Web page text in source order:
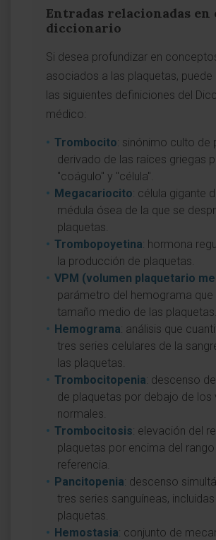
Entradas relacionadas en
diccionario
Si desea profundizar en
asociados a las plaquetas, puede
las siguientes definiciones del
médico:
Trombocito: sinónimo culto de
derivado de las raíces griegas
"coágulo" y "célula".
Megacariocito: célula gigante
médula ósea de la que se
plaquetas.
Trombopoyetina: hormona
la producción de plaquetas.
VPM (volumen plaquetario
parámetro del hemograma que
tamaño medio de las plaquetas.
Hemograma: análisis que
tres series celulares de la
las plaquetas.
Trombocitopenia: descenso
de plaquetas por debajo de los
normales.
Trombocitosis: elevación del
plaquetas por encima del
referencia.
Pancitopenia: descenso
tres series sanguíneas,
plaquetas.
Hemostasia: conjunto de